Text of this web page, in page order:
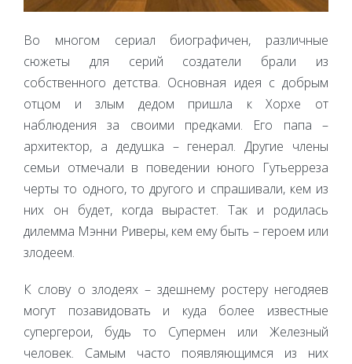
Во многом сериал биографичен, различные
сюжеты для серий создатели брали из
собственного детства. Основная идея с добрым
отцом и злым дедом пришла к Хорхе от
наблюдения за своими предками. Его папа –
архитектор, а дедушка – генерал. Другие члены
семьи отмечали в поведении юного Гутьерреза
черты то одного, то другого и спрашивали, кем из
них он будет, когда вырастет. Так и родилась
дилемма Мэнни Риверы, кем ему быть – героем или
злодеем.
К слову о злодеях – здешнему ростеру негодяев
могут позавидовать и куда более известные
супергерои, будь то Супермен или Железный
человек. Самым часто появляющимся из них